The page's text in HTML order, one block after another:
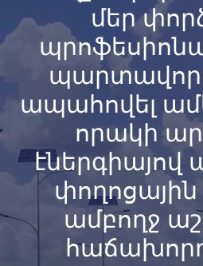
մեր
ապահովել
որակի
փողոցային
ամբողջ